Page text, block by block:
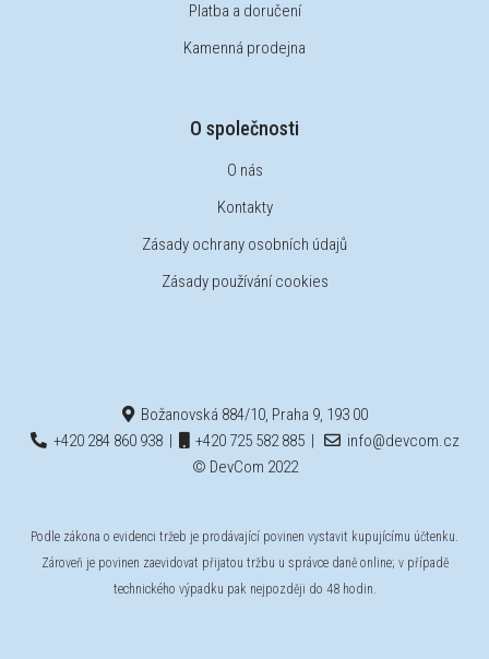
Platba a doručení
Kamenná prodejna
O společnosti
O nás
Kontakty
Zásady ochrany osobních údajů
Zásady používání cookies
Božanovská 884/10, Praha 9, 193 00
+420 284 860 938| +420 725 582 885|
info@devcom.cz
© DevCom 2022
Podle zákona o evidenci tržeb je prodávající povinen vystavit kupujícímu účtenku.
Zároveň je povinen zaevidovat přijatou tržbu u správce daně online; v případě
technického výpadku pak nejpozději do 48 hodin.